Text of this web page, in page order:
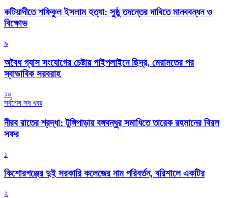
কটিয়াদীতে শফিকুল ইসলাম হত্যা: সুষ্ঠু তদন্তের দাবিতে মানববন্ধন ও
বিক্ষোভ
৯
অবৈধ গ্যাস সংযোগের চেষ্টায় পাইপলাইনে ছিদ্র, মেরামতের পর
স্বাভাবিক সরবরাহ
১০
সর্বশেষ সব খবর
নীরব রাতের শ্রদ্ধা: টুঙ্গিপাড়ায় বঙ্গবন্ধুর সমাধিতে তারেক রহমানের বিরল
সফর
১
কিশোরগঞ্জের দুই সরকারি কলেজের নাম পরিবর্তন, বরিশালে একটির
২